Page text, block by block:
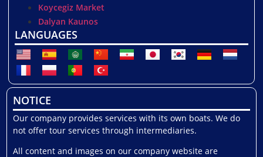
Koycegiz Market
Dalyan Kaunos
LANGUAGES
NOTICE
Our company provides services with its own boats. We do
not offer tour services through intermediaries.
All content and images on our company website are